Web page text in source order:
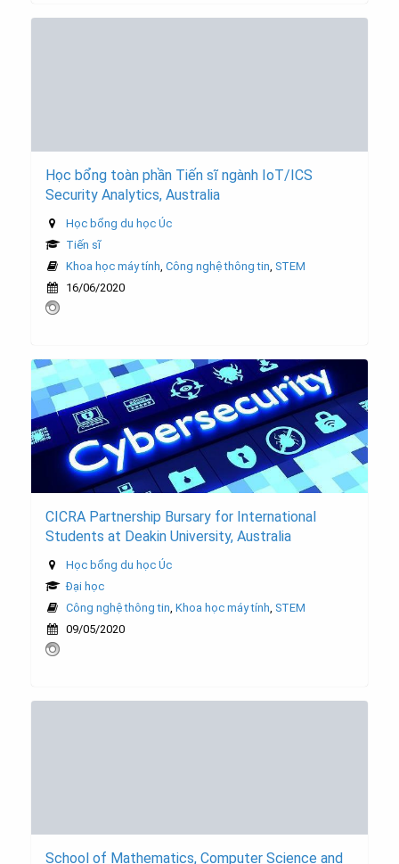
Học bổng toàn phần Tiến sĩ ngành IoT/ICS
Security Analytics, Australia
Học bổng du học Úc
Tiến sĩ
Khoa học máy tính, Công nghệ thông tin, STEM
16/06/2020
CICRA Partnership Bursary for International
Students at Deakin University, Australia
Học bổng du học Úc
Đại học
Công nghệ thông tin, Khoa học máy tính, STEM
09/05/2020
School of Mathematics, Computer Science and